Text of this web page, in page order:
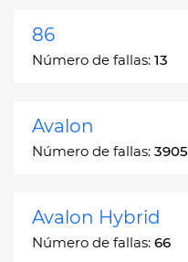
86
Número de fallas: 13
Avalon
Número de fallas: 3905
Avalon Hybrid
Número de fallas: 66